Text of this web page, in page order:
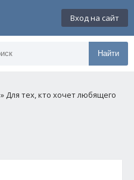
Вход на сайт
Найти
» Для тех, кто хочет любящего